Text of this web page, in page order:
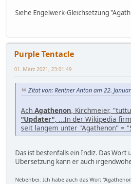
Siehe Engelwerk-Gleichsetzung
Purple Tentacle
01. März 2021, 23:01:49
Zitat von: Rentner Anton am 22.
Ach Agathenon, Kirchmeier,
"Updater", ...In der Wikipedia
seit langem unter "Agathenon" =
Das ist bestenfalls ein Indiz. Das Wort
Übersetzung kann er auch
Nebenbei: Ich habe auch das Wort